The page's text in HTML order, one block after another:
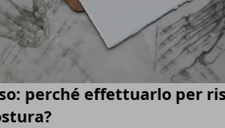
perché effettuarlo per